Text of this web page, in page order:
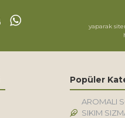
yaparak
Popüler
AROMALI
SIKIM